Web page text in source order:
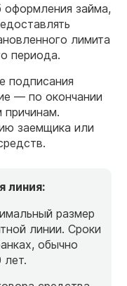
займа,
лимита
периода.
подписания
— по окончании
причинам.
заемщика или
линия:
размер
линии. Сроки
обычно
лет.